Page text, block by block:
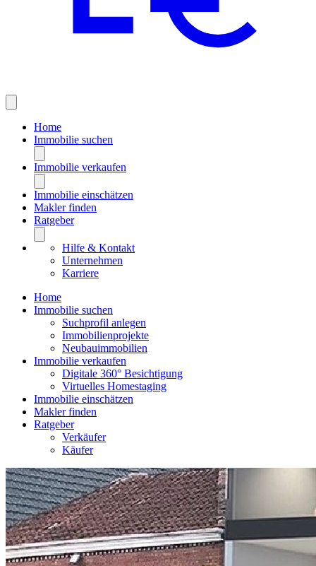
Home
Immobilie suchen
Immobilie verkaufen
Immobilie einschätzen
Makler finden
Ratgeber
Hilfe & Kontakt
Unternehmen
Karriere
Home
Immobilie suchen
Suchprofil anlegen
Immobilienprojekte
Neubauimmobilien
Immobilie verkaufen
Digitale 360° Besichtigung
Virtuelles Homestaging
Immobilie einschätzen
Makler finden
Ratgeber
Verkäufer
Käufer